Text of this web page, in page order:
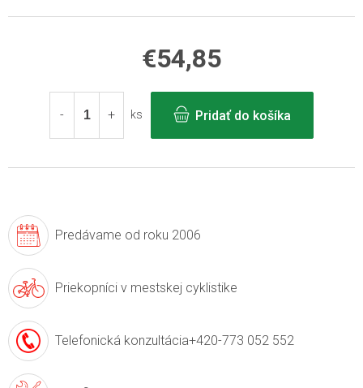
€54,85
cena:
ks
Pridať do košíka
Predávame od roku 2006
Priekopníci v mestskej cyklistike
Telefonická konzultácia+420-773 052 552